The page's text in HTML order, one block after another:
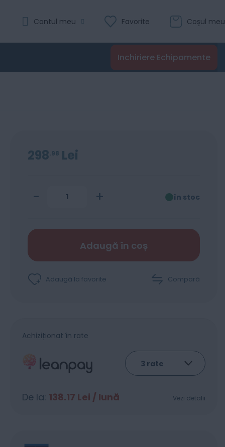
Coșul meu
Favorite
Contul meu
Inchiriere Echipamente
298 98 Lei
- + în stoc
Adaugă în coș
Adaugă la favorite Compară
Achiziționat în rate
De la: 138.17 Lei / lună Vezi detalii
Evaluare:
0
% of 100
Recenzii
Adaugă în coș